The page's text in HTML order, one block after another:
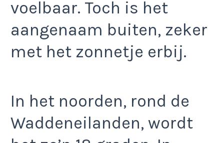
voelbaar. Toch is het
aangenaam buiten, zeker
met het zonnetje erbij.
In het noorden, rond de
Waddeneilanden, wordt